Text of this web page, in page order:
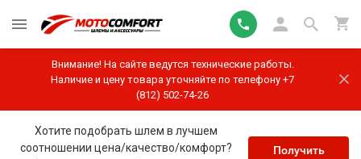
Внимание! На сайте ведутся технические работы.
Наличие и цену товара уточняйте по телефону +7
(812) 502-74-26
Хотите подобрать шлем в лучшем
соотношении цена/качество/комфорт?
Получить